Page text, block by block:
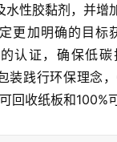
水性胶黏剂，并增
更加明确的目标
的认证，确保低
装践行环保理念
回收纸板和100%